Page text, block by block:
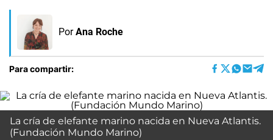
Por Ana Roche
Para compartir:
La cría de elefante marino nacida en Nueva Atlantis.
(Fundación Mundo Marino)